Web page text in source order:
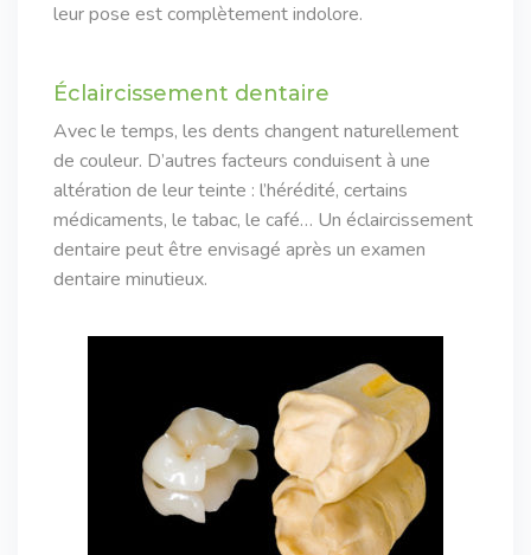
leur pose est complètement indolore.
Éclaircissement dentaire
Avec le temps, les dents changent naturellement
de couleur. D’autres facteurs conduisent à une
altération de leur teinte : l’hérédité, certains
médicaments, le tabac, le café… Un éclaircissement
dentaire peut être envisagé après un examen
dentaire minutieux.